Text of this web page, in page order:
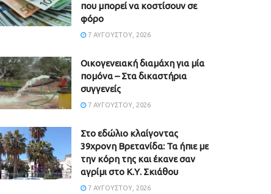
που μπορεί να κοστίσουν σε
φόρο
7 ΑΥΓΟΎΣΤΟΥ, 2026
Οικογενειακή διαμάχη για μία
πομόνα – Στα δικαστήρια
συγγενείς
7 ΑΥΓΟΎΣΤΟΥ, 2026
Στο εδώλιο κλαίγοντας
39χρονη Βρετανίδα: Τα ήπιε με
την κόρη της και έκανε σαν
αγρίμι στο Κ.Υ. Σκιάθου
7 ΑΥΓΟΎΣΤΟΥ, 2026